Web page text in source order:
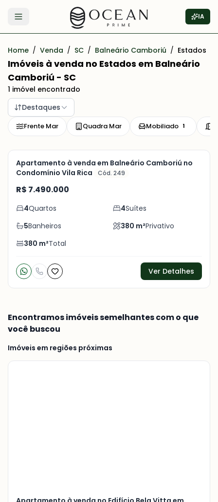
Abrir menu IA
Home / Venda / SC / Balneário Camboriú / Estados
Imóveis à venda no Estados em Balneário
Camboriú - SC
1 imóvel encontrado
Destaques
Frente Mar Quadra Mar Mobiliado 1
Veja
+13
fotos
Mobiliado Pronto para Morar
Apartamento à venda em Balneário Camboriú no
Condomínio Vila Rica
Cód. 249
R$ 7.490.000
4Quartos 4Suítes
5Banheiros 380 m²Privativo
380 m²Total
Ver Detalhes
Encontramos imóveis semelhantes com o que
você buscou
Imóveis em regiões próximas